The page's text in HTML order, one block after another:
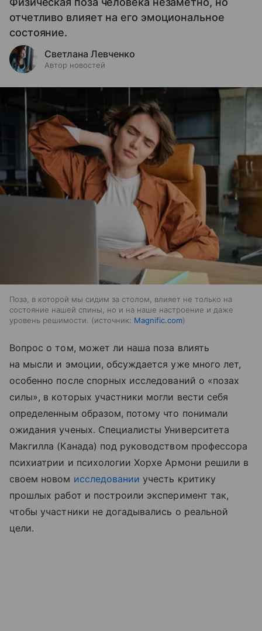
отчетливо влияет на его эмоциональное
состояние.
Светлана Левченко
Автор новостей
Поза, в которой мы сидим за столом, влияет не только на
состояние нашей спины, но и на наше настроение и даже
уровень решимости.
источник: Magnific.com
Вопрос о том, может ли наша поза влиять
на мысли и эмоции, обсуждается уже много лет,
особенно после спорных исследований о «позах
силы», в которых участники могли вести себя
определенным образом, потому что понимали
ожидания ученых. Специалисты Университета
Макгилла (Канада) под руководством профессора
психиатрии и психологии Хорхе Армони решили в
своем новом исследовании учесть критику
прошлых работ и построили эксперимент так,
чтобы участники не догадывались о реальной
цели.